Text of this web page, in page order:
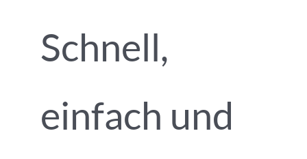
Schnell,
einfach und